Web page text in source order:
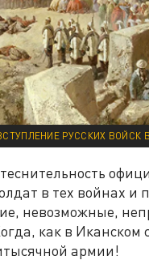
РУССКИХ ВОЙСК
в тех войнах и
невозможные,
как в
армии!